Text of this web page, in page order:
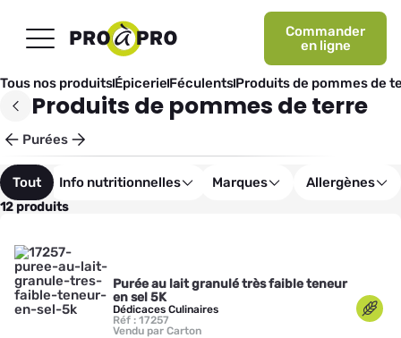
Commander
en ligne
Tous nos produitsÉpicerie FéculentsProduits de pommes de
Produits de pommes de terre
Purées
Tout Info nutritionnelles Marques Allergènes
12 produits
Purée au lait granulé très faible teneur
en sel 5K
Dédicaces Culinaires
Réf : 17257
Vendu par Carton